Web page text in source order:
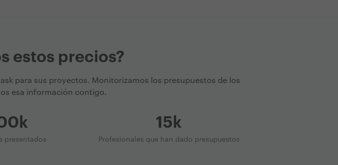
estos precios?
para sus proyectos. Monitorizamos los presupuestos de los
esa información contigo.
presentados
15k
Profesionales que han dado presupuestos